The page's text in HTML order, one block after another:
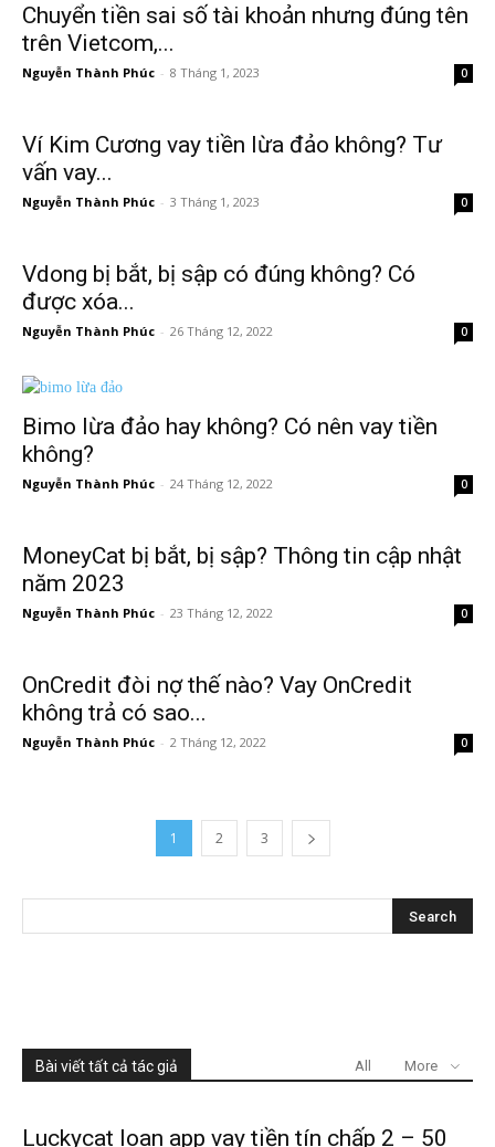
Chuyển tiền sai số tài khoản nhưng đúng tên
trên Vietcom,...
Nguyễn Thành Phúc - 8 Tháng 1, 2023 0
Ví Kim Cương vay tiền lừa đảo không? Tư
vấn vay...
Nguyễn Thành Phúc - 3 Tháng 1, 2023 0
Vdong bị bắt, bị sập có đúng không? Có
được xóa...
Nguyễn Thành Phúc - 26 Tháng 12, 2022 0
Bimo lừa đảo hay không? Có nên vay tiền
không?
Nguyễn Thành Phúc - 24 Tháng 12, 2022 0
MoneyCat bị bắt, bị sập? Thông tin cập nhật
năm 2023
Nguyễn Thành Phúc - 23 Tháng 12, 2022 0
OnCredit đòi nợ thế nào? Vay OnCredit
không trả có sao...
Nguyễn Thành Phúc - 2 Tháng 12, 2022 0
1 2 3
Bài viết tất cả tác giả All More
Luckycat loan app vay tiền tín chấp 2 – 50